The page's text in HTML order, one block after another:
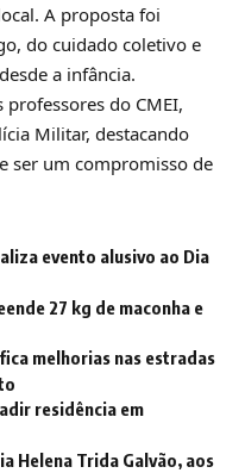
A proposta foi
do cuidado coletivo e
a infância.
do CMEI,
Militar, destacando
ser um compromisso de
evento alusivo ao Dia
27 kg de maconha e
melhorias nas estradas
residência em
Helena Trida Galvão, aos